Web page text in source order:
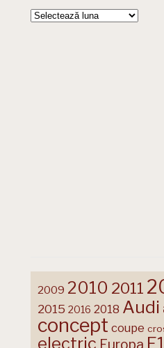
Arhive
2009 2010 2011
2015 2016 2018 Audi
concept coupe
electric Europa F1